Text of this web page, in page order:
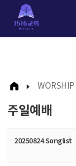
WORSHIP
주일예배
20250824 Songlist